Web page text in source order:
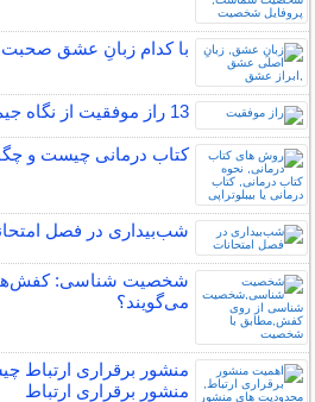
با کدام زبانِ عشق صحبت
13 راز موفقیت از نگاه جیم ران، فیلسوف کارآفرین
کتاب درمانی چیست و
شب‌بیداری در فصل
شخصیت شناسی:
می‌گویند؟
منشور برقراری
منشور برقراری ارتباط